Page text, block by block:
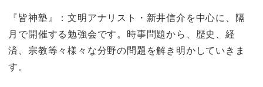
『皆神塾』：文明アナリスト・新井信介を中心に、隔
月で開催する勉強会です。時事問題から、歴史、経
済、宗教等々様々な分野の問題を解き明かしていきま
す。